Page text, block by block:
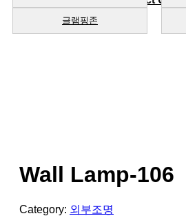
글램핑존
Wall Lamp-106
Category: 외부조명